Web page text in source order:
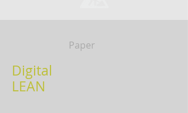
Digital
LEAN
Paper